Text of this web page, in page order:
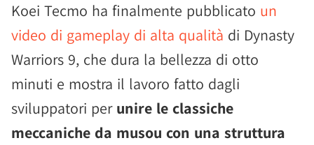
Koei Tecmo ha finalmente pubblicato un
video di gameplay di alta qualità di Dynasty
Warriors 9, che dura la bellezza di otto
minuti e mostra il lavoro fatto dagli
sviluppatori per unire le classiche
meccaniche da musou con una struttura